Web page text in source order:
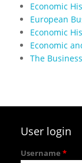
Economic
European
Economic
Economic
The
User login
Username *